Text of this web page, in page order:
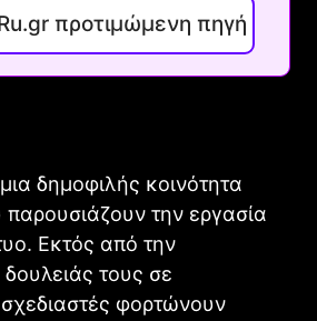
προτιμώμενη πηγή
δημοφιλής κοινότητα
την εργασία
Εκτός από την
τους σε
φορτώνουν